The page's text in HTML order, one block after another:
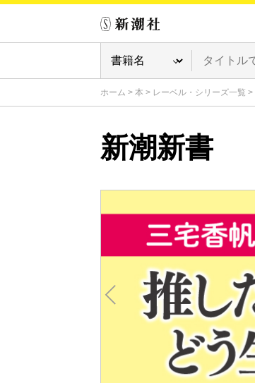
ホーム > 本 > レーベル・シリーズ一覧 >
新潮新書